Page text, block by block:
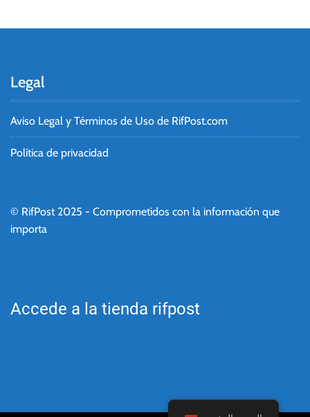
Legal
Aviso Legal y Términos de Uso de RifPost.com
Política de privacidad
© RifPost 2025 - Comprometidos con la información que
importa
Accede a la tienda rifpost